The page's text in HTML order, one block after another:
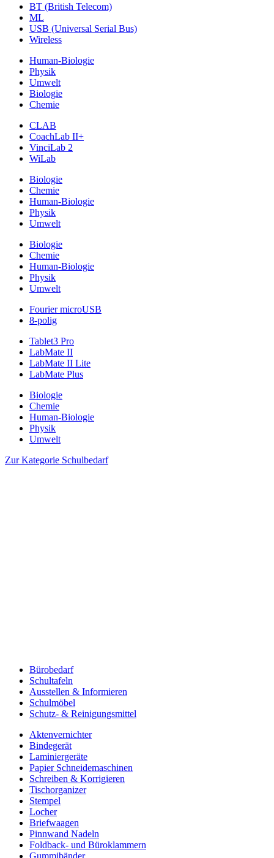
BT (British Telecom)
ML
USB (Universal Serial Bus)
Wireless
Human-Biologie
Physik
Umwelt
Biologie
Chemie
CLAB
CoachLab II+
VinciLab 2
WiLab
Biologie
Chemie
Human-Biologie
Physik
Umwelt
Biologie
Chemie
Human-Biologie
Physik
Umwelt
Fourier microUSB
8-polig
Tablet3 Pro
LabMate II
LabMate II Lite
LabMate Plus
Biologie
Chemie
Human-Biologie
Physik
Umwelt
Zur Kategorie Schulbedarf
Bürobedarf
Schultafeln
Ausstellen & Informieren
Schulmöbel
Schutz- & Reinigungsmittel
Aktenvernichter
Bindegerät
Laminiergeräte
Papier Schneidemaschinen
Schreiben & Korrigieren
Tischorganizer
Stempel
Locher
Briefwaagen
Pinnwand Nadeln
Foldback- und Büroklammern
Gummibänder